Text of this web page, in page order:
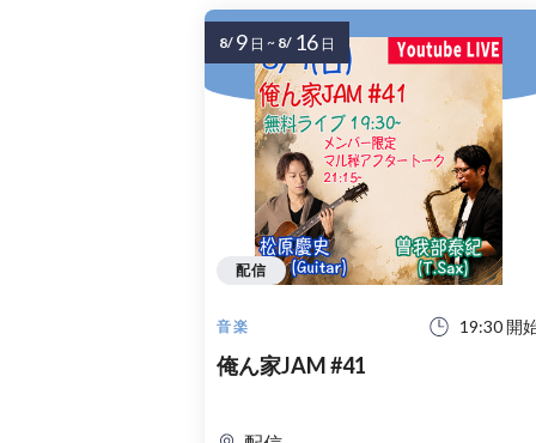
音楽 19:30 開
俺ん家JAM #41
配信
8/ 9 日 ~ 8/ 16 日